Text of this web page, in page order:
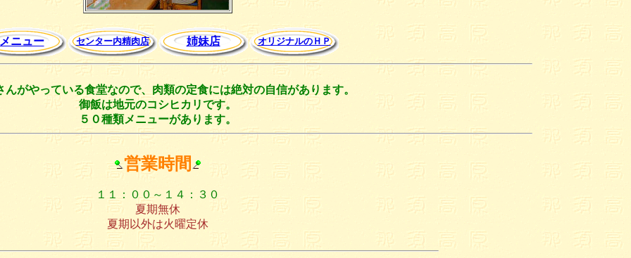
ニュー センター内精肉店 姉妹店 オリジナルのＨＰ
んがやっている食堂なので、肉類の定食には絶対の自信があります。
御飯は地元のコシヒカリです。
５０種類メニューがあります。
営業時間
１１：００～１４：３０
夏期無休
夏期以外は火曜定休